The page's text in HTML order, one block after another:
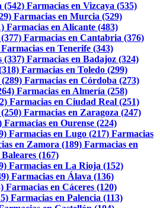
(542) Farmacias en Vizcaya (535)
Farmacias en Murcia (529)
Farmacias en Alicante (483)
Farmacias en Cantabria (376)
Farmacias en Tenerife (343)
(337) Farmacias en Badajoz (324)
Farmacias en Toledo (299)
Farmacias en Córdoba (273)
Farmacias en Almería (258)
Farmacias en Ciudad Real (251)
Farmacias en Zaragoza (247)
Farmacias en Ourense (224)
Farmacias en Lugo (217) Farmacias
en Zamora (189) Farmacias en
(167)
Farmacias en La Rioja (152)
Farmacias en Álava (136)
Farmacias en Cáceres (120)
Farmacias en Palencia (113)